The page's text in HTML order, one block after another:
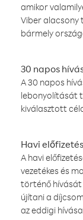
amikor
Viber alacsony
bármely
30 napos
A 30 napos
lebonyolítását
kiválasztott
Havi
A havi
vezetékes és
történő hívását
újítani a
az eddigi